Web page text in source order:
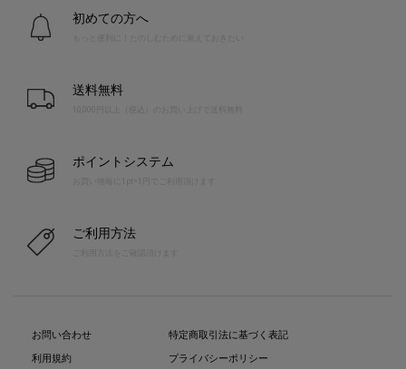
初めての方へ
送料無料
10,000円以上（税込）のお買い上げで送料無料
ポイントシステム
お買い物毎に1pt=1円でご利用頂けます
ご利用方法
お問い合わせ
利用規約
特定商取引法に基づく表記
プライバシーポリシー